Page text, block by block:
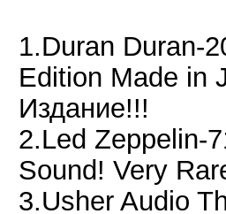
1.Duran Duran-
Edition Made in
Издание!!!
2.Led Zeppelin-
Sound! Very
3.Usher Audio